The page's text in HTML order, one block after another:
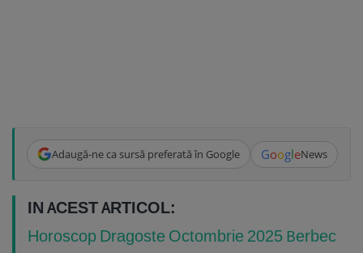
Adaugă-ne ca sursă preferată în Google GoogleNews
IN ACEST ARTICOL:
Horoscop Dragoste Octombrie 2025 Berbec